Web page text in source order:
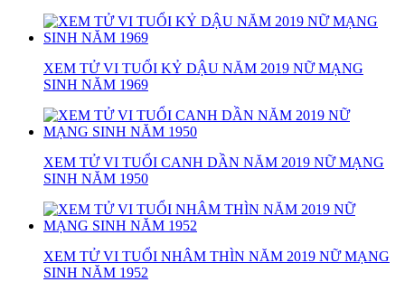
XEM TỬ VI TUỔI KỶ DẬU NĂM 2019 NỮ MẠNG
SINH NĂM 1969
XEM TỬ VI TUỔI CANH DẦN NĂM 2019 NỮ MẠNG
SINH NĂM 1950
XEM TỬ VI TUỔI NHÂM THÌN NĂM 2019 NỮ MẠNG
SINH NĂM 1952